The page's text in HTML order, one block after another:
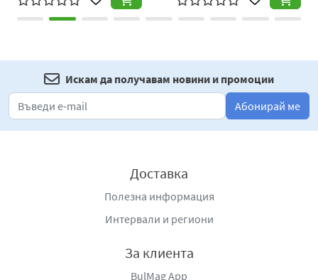
Искам да получавам новини и промоции
Абонирай ме
Доставка
Полезна информация
Интервали и региони
За клиента
BulMag App